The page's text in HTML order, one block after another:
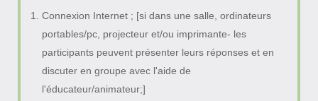
Connexion Internet ; [si dans une salle, ordinateurs
portables/pc, projecteur et/ou imprimante- les
participants peuvent présenter leurs réponses et en
discuter en groupe avec l'aide de
l'éducateur/animateur;]